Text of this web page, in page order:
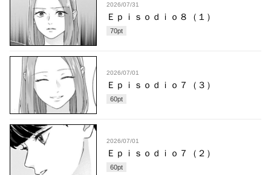
2026/07/31
Ｅｐｉｓｏｄｉｏ８（１）
70pt
2026/07/01
Ｅｐｉｓｏｄｉｏ７（３）
60pt
2026/07/01
Ｅｐｉｓｏｄｉｏ７（２）
60pt